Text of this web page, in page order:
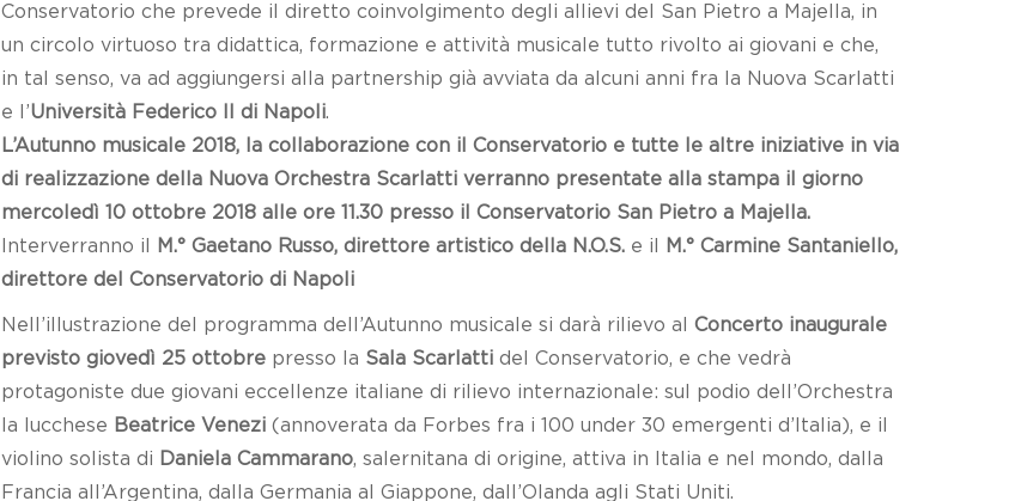
Conservatorio che prevede il diretto coinvolgimento degli allievi del San Pietro a Majella, in
un circolo virtuoso tra didattica, formazione e attività musicale tutto rivolto ai giovani e che,
in tal senso, va ad aggiungersi alla partnership già avviata da alcuni anni fra la Nuova Scarlatti
e l’Università Federico II di Napoli.
L’Autunno musicale 2018, la collaborazione con il Conservatorio e tutte le altre iniziative in via
di realizzazione della Nuova Orchestra Scarlatti verranno presentate alla stampa il giorno
mercoledì 10 ottobre 2018 alle ore 11.30 presso il Conservatorio San Pietro a Majella.
Interverranno il
M.° Gaetano Russo, direttore artistico della N.O.S. e il
M.° Carmine Santaniello,
direttore del Conservatorio di Napoli
Nell’illustrazione del programma dell’Autunno musicale si darà rilievo al Concerto inaugurale
previsto giovedì 25 ottobre presso la Sala Scarlatti del Conservatorio, e che vedrà
protagoniste due giovani eccellenze italiane di rilievo internazionale: sul podio dell’Orchestra
la lucchese Beatrice Venezi (annoverata da Forbes fra i 100 under 30 emergenti d’Italia), e il
violino solista di Daniela Cammarano, salernitana di origine, attiva in Italia e nel mondo, dalla
Francia all’Argentina, dalla Germania al Giappone, dall’Olanda agli Stati Uniti.